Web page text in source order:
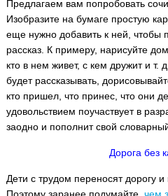
Предлагаем вам попробовать
Изобразите на бумаге простую
еще нужно добавить к ней, чтобы
рассказ. К примеру, нарисуйте
кто в нем живет, с кем дружит и т.
будет рассказывать,
кто пришел, что принес, что они
удовольствием поучаствует в
заодно и пополнит свой
Дорога без
Дети с трудом переносят дорогу и
Поэтому заранее подумайте, чем